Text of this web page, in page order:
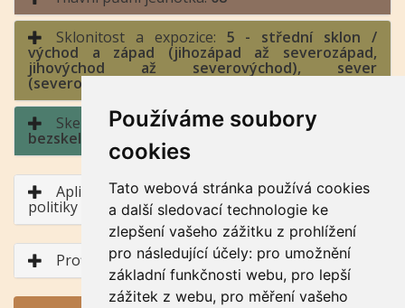
Používáme soubory
cookies
Tato webová stránka používá cookies
a další sledovací technologie ke
zlepšení vašeho zážitku z prohlížení
pro následující účely: pro umožnění
základní funkčnosti webu, pro lepší
zážitek z webu, pro měření vašeho
Sklonitost a expozice: 5 - střední sklon /
východ a západ (jihozápad až severozápad,
jihovýchod až severovýchod), sever
(severozápad až severovýchod)
Skeletovitost a hloubka půdy:
bezskeletovitá, s příměsí / půda hluboká
Aplikace BPEJ v rámci Společné zemědělské
politiky
Profil půdního typu